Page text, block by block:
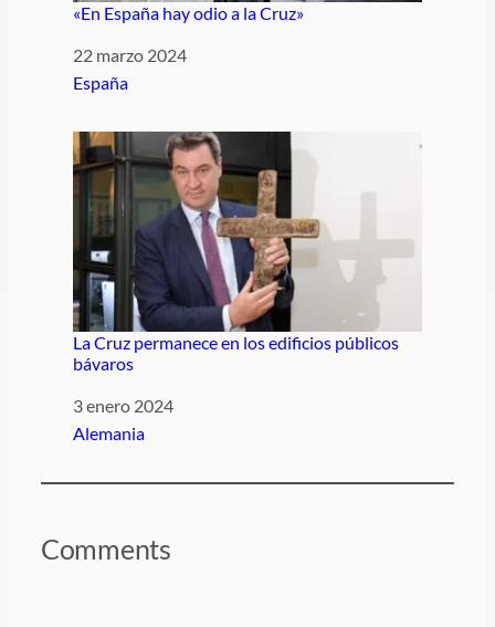
«En España hay odio a la Cruz»
Fecha
22 marzo 2024
Respecto a
España
La Cruz permanece en los edificios públicos
bávaros
Fecha
3 enero 2024
Respecto a
Alemania
Comments